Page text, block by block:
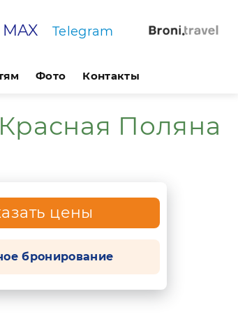
MAX Telegram
Фото Контакты
Поляна
цены
бронирование